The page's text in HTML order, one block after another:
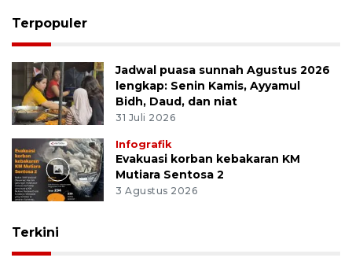
Terpopuler
Jadwal puasa sunnah Agustus 2026
lengkap: Senin Kamis, Ayyamul
Bidh, Daud, dan niat
31 Juli 2026
Infografik
Evakuasi korban kebakaran KM
Mutiara Sentosa 2
3 Agustus 2026
Terkini